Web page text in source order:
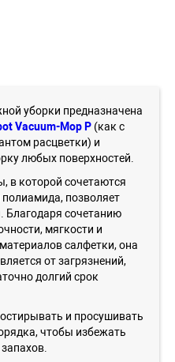
уборки предназначена
Vacuum-Mop P (как с
расцветки) и
любых поверхностей.
в которой сочетаются
позволяет
Благодаря сочетанию
мягкости и
салфетки, она
от загрязнений,
долгий срок
и просушивать
чтобы избежать